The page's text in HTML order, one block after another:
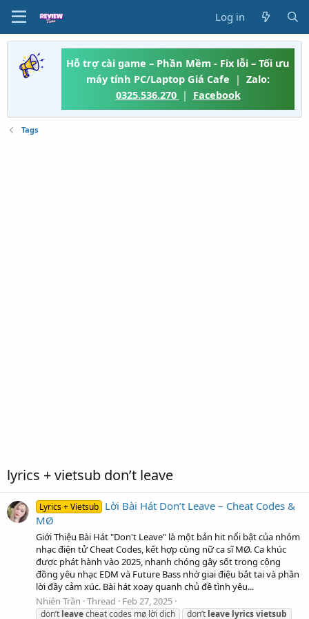
Log in
Hỗ trợ cài game – Phần Mềm - Fix lỗi – Tối ưu
máy tính PC/Laptop Giá Cafe | Zalo:
0325.536.270 | Facebook
Tags
lyrics + vietsub don’t leave
Lyrics + Vietsub Lời Bài Hát Don’t Leave – Cheat Codes &
MØ
Giới Thiệu Bài Hát "Don't Leave" là một bản hit nổi bật của nhóm
nhạc điện tử Cheat Codes, kết hợp cùng nữ ca sĩ MØ. Ca khúc
được phát hành vào 2025, nhanh chóng gây sốt trong cộng
đồng yêu nhạc EDM và Future Bass nhờ giai điệu bắt tai và phần
lời đầy cảm xúc. Bài hát xoay quanh chủ đề tình yêu...
Nhiên Trần Thread Feb 27, 2025
don’t leavecheat codes mø lời dịch don’t leave lyricsvietsub